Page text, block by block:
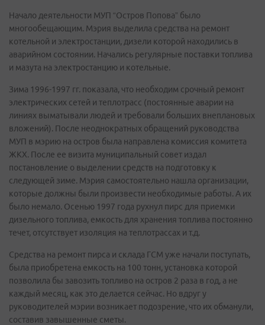
Начало деятельности МУП “Остров Попова” было
многообещающим. Мэрия выделила средства на ремонт
котельной и электростанции, дизели которой находились в
аварийном состоянии. Начались регулярные поставки топлива
и мазута на электростанцию и котельные.
Зима 1996-1997 гг. показала, что необходим срочный ремонт
электрических сетей и теплотрасс (постоянные аварии на
линиях выматывали людей и требовали больших внеплановых
вложений). После неоднократных обращений руководства
МУП в мэрию на остров была направлена комиссия комитета
ЖКХ. После ее визита муниципальный совет издал
постановление о выделении средств на подготовку к
следующей зиме. Мэрия самостоятельно нашла организации,
которые должны были произвести необходимые работы. А их
было немало. Осенью 1997 года рухнул пирс для приемки
дизельного топлива, емкость для хранения топлива постоянно
течет, отсутствует изоляция на теплотрассах и т.д.
Средства на ремонт пирса и склада ГСМ уже начали поступать,
была приобретена емкость на 100 тонн, установка которой
позволила бы завозить топливо на остров 2 раза в год, а не
каждый месяц, как это делается сейчас. Но вдруг у
руководителей мэрии возникает подозрение, что их обманули,
составив завышенные сметы.